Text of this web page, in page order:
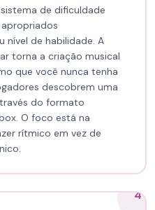
de dificuldade
nível de habilidade. A
torna a criação musical
que você nunca tenha
descobrem uma
do formato
O foco está na
rítmico em vez de
4